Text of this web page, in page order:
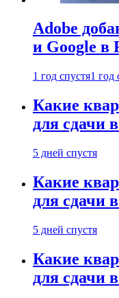
Adobe
и Google в
1 год спустя1 год
Какие
для сдачи
5 дней спустя
Какие
для сдачи
5 дней спустя
Какие
для сдачи